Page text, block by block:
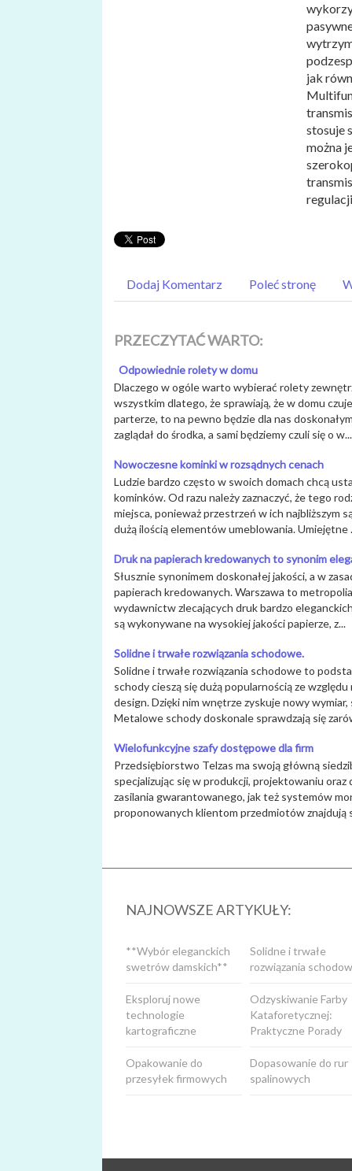
jak
stosuje
można
Dodaj Komentarz Poleć stronę
PRZECZYTAĆ WARTO:
Odpowiednie rolety w domu
Dlaczego w ogóle warto wybierać rolety
wszystkim dlatego, że sprawiają, że w domu
parterze, to na pewno będzie dla nas
zaglądał do środka, a sami będziemy czuli się o w...
Nowoczesne kominki w rozsądnych cenach
Ludzie bardzo często w swoich domach chcą
kominków. Od razu należy zaznaczyć, że tego
miejsca, ponieważ przestrzeń w ich najbliższym
dużą ilością elementów umeblowania. Umiejętne
Druk na papierach kredowanych to synonim
Słusznie synonimem doskonałej jakości, a w
papierach kredowanych. Warszawa to
wydawnictw zlecających druk bardzo
są wykonywane na wysokiej jakości papierze, z...
Solidne i trwałe rozwiązania schodowe.
Solidne i trwałe rozwiązania schodowe to
schody cieszą się dużą popularnością ze
design. Dzięki nim wnętrze zyskuje nowy
Metalowe schody doskonale sprawdzają się
Wielofunkcyjne szafy dostępowe dla firm
Przedsiębiorstwo Telzas ma swoją główną
specjalizując się w produkcji, projektowaniu oraz
zasilania gwarantowanego, jak też systemów
proponowanych klientom przedmiotów znajdują
NAJNOWSZE ARTYKUŁY:
Solidne i trwałe
rozwiązania
**Wybór eleganckich
swetrów damskich**
Odzyskiwanie Farby
Kataforetycznej:
Praktyczne Porady
Eksploruj nowe
technologie
kartograficzne
Dopasowanie do rur
spalinowych
Opakowanie do
przesyłek firmowych